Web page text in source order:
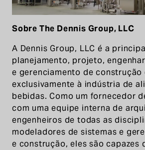
Sobre The Dennis Group, LLC
A Dennis Group, LLC é a
planejamento, projeto,
e gerenciamento de construção
exclusivamente à indústria de
bebidas. Como um fornecedor
com uma equipe interna de
engenheiros de todas as
modeladores de sistemas e
e construção, eles são capazes